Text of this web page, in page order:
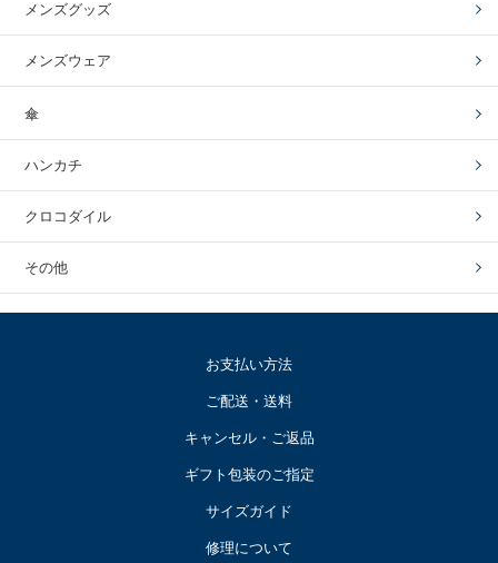
メンズグッズ
メンズウェア
傘
ハンカチ
クロコダイル
その他
お支払い方法
ご配送・送料
キャンセル・ご返品
ギフト包装のご指定
サイズガイド
修理について